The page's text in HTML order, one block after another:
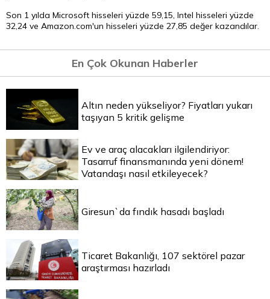
Son 1 yılda Microsoft hisseleri yüzde 59,15, Intel hisseleri yüzde
32,24 ve Amazon.com'un hisseleri yüzde 27,85 değer kazandılar.
En Çok Okunan Haberler
Altın neden yükseliyor? Fiyatları yukarı
taşıyan 5 kritik gelişme
Ev ve araç alacakları ilgilendiriyor:
Tasarruf finansmanında yeni dönem!
Vatandaşı nasıl etkileyecek?
Giresun`da fındık hasadı başladı
Ticaret Bakanlığı, 107 sektörel pazar
araştırması hazırladı